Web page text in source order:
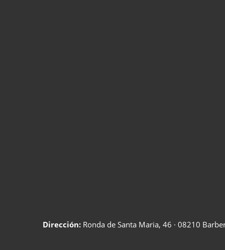
Dirección: Ronda de Santa Maria, 46 · 08210